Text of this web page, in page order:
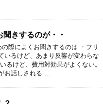
きするのが・・
際によくお聞きするのは ・フリ
いるけど、あまり反響が変わらな
るけど、費用対効果がよくない。
お話しされる …